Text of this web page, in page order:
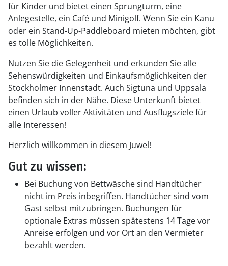
für Kinder und bietet einen Sprungturm, eine
Anlegestelle, ein Café und Minigolf. Wenn Sie ein Kanu
oder ein Stand-Up-Paddleboard mieten möchten, gibt
es tolle Möglichkeiten.
Nutzen Sie die Gelegenheit und erkunden Sie alle
Sehenswürdigkeiten und Einkaufsmöglichkeiten der
Stockholmer Innenstadt. Auch Sigtuna und Uppsala
befinden sich in der Nähe. Diese Unterkunft bietet
einen Urlaub voller Aktivitäten und Ausflugsziele für
alle Interessen!
Herzlich willkommen in diesem Juwel!
Gut zu wissen:
Bei Buchung von Bettwäsche sind Handtücher
nicht im Preis inbegriffen. Handtücher sind vom
Gast selbst mitzubringen. Buchungen für
optionale Extras müssen spätestens 14 Tage vor
Anreise erfolgen und vor Ort an den Vermieter
bezahlt werden.